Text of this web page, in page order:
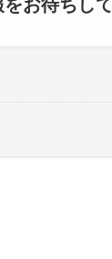
お待ちし